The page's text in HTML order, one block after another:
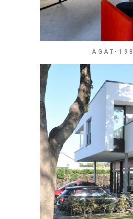
AGAT-198